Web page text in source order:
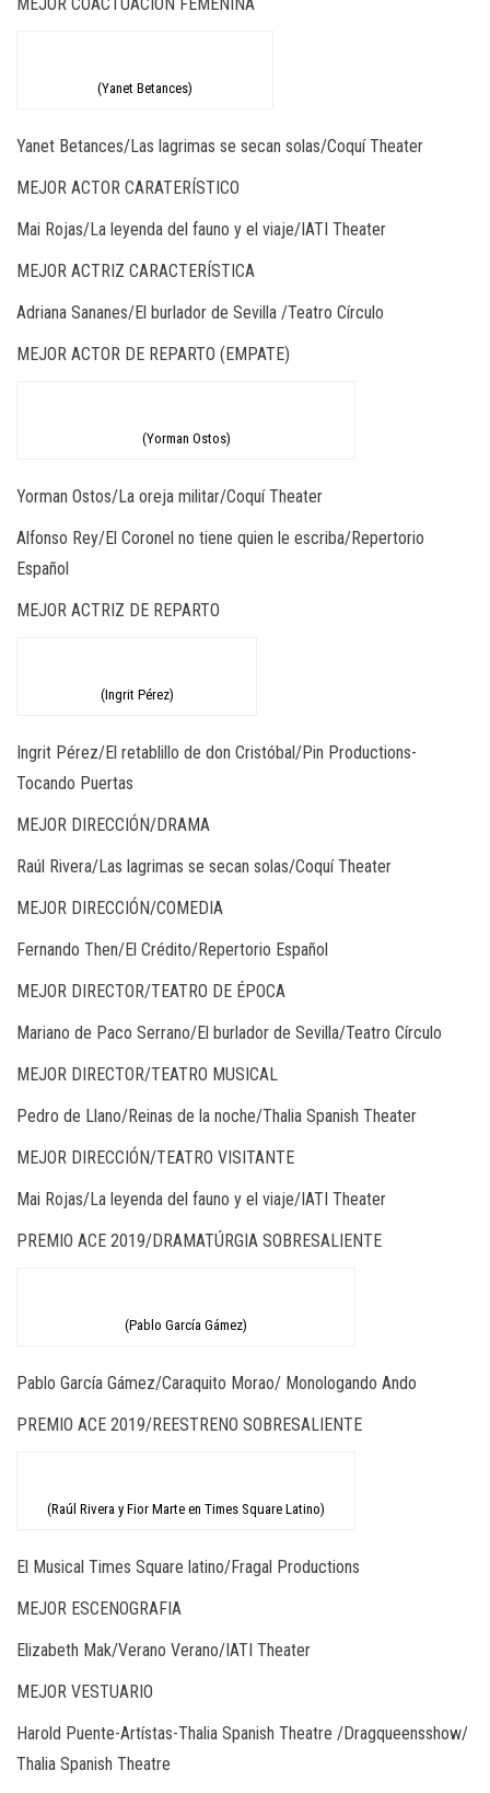
(Yanet Betances)
Yanet Betances/Las lagrimas se secan solas/Coquí Theater
MEJOR ACTOR CARATERÍSTICO
Mai Rojas/La leyenda del fauno y el viaje/IATI Theater
MEJOR ACTRIZ CARACTERÍSTICA
Adriana Sananes/El burlador de Sevilla /Teatro Círculo
MEJOR ACTOR DE REPARTO (EMPATE)
(Yorman Ostos)
Yorman Ostos/La oreja militar/Coquí Theater
Alfonso Rey/El Coronel no tiene quien le escriba/Repertorio
Español
MEJOR ACTRIZ DE REPARTO
(Ingrit Pérez)
Ingrit Pérez/El retablillo de don Cristóbal/Pin Productions-
Tocando Puertas
MEJOR DIRECCIÓN/DRAMA
Raúl Rivera/Las lagrimas se secan solas/Coquí Theater
MEJOR DIRECCIÓN/COMEDIA
Fernando Then/El Crédito/Repertorio Español
MEJOR DIRECTOR/TEATRO DE ÉPOCA
Mariano de Paco Serrano/El burlador de Sevilla/Teatro Círculo
MEJOR DIRECTOR/TEATRO MUSICAL
Pedro de Llano/Reinas de la noche/Thalia Spanish Theater
MEJOR DIRECCIÓN/TEATRO VISITANTE
Mai Rojas/La leyenda del fauno y el viaje/IATI Theater
PREMIO ACE 2019/DRAMATÚRGIA SOBRESALIENTE
(Pablo García Gámez)
Pablo García Gámez/Caraquito Morao/ Monologando Ando
PREMIO ACE 2019/REESTRENO SOBRESALIENTE
(Raúl Rivera y Fior Marte en Times Square Latino)
El Musical Times Square latino/Fragal Productions
MEJOR ESCENOGRAFIA
Elizabeth Mak/Verano Verano/IATI Theater
MEJOR VESTUARIO
Harold Puente-Artístas-Thalia Spanish Theatre /Dragqueensshow/
Thalia Spanish Theatre